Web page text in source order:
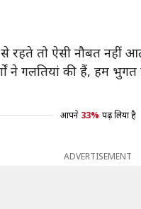
तो ऐसी नौबत नहीं
ने गलतियां की हैं, हम
आपने 33% पढ़ लिया है
ADVERTISEMENT